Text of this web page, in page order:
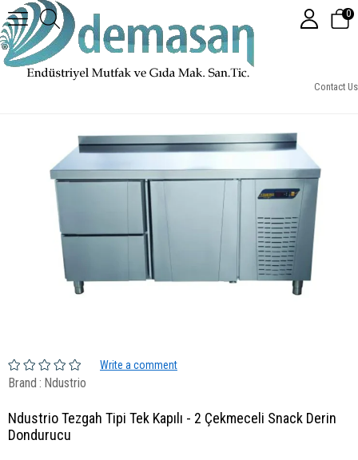
Contact Us
0
Ndustrio Tezgah Tipi Tek Kapılı - 2 Çekmeceli Snack Derin Dondurucu
Write a comment
Brand : Ndustrio
Ndustrio Tezgah Tipi Tek Kapılı - 2 Çekmeceli Snack Derin
Dondurucu